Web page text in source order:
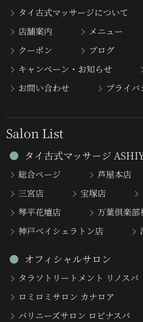
タイ古式マッサージについて
店舗案内
メニュー
クーポン
ブログ
キャンペーン・お知らせ
お問い合わせ
プライ
Salon List
タイ古式マッサージ
総合ページ 芦屋本店
三宮店
宝塚店
琴平花壇店
万葉倶楽部
神戸ベイシェラトン店
オフィシャルサロン
タラソトリートメント リノスパ
ロミロミサロン カナロア
バリニーズサロン ロビナスパ